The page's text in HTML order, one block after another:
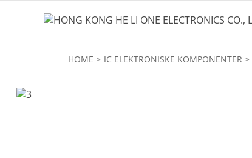
HOME IC ELEKTRONISKE KOMPONENTER